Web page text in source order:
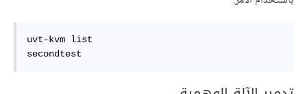
uvt-kvm list
secondtest